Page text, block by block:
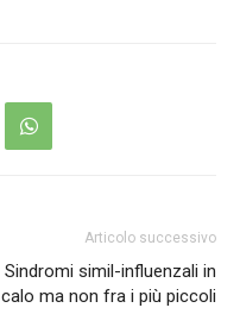
Articolo successivo
Sindromi simil-influenzali in
calo ma non fra i più piccoli